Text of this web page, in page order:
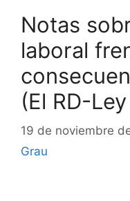
Notas
laboral
(El RD-
19 de noviembre
Grau